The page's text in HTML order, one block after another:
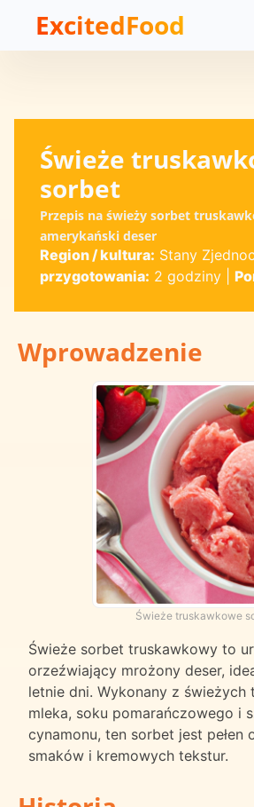
ExcitedFood
Świeże
sorbet
Przepis na świeży sorbet
amerykański deser
Region / kultura: Stany
przygotowania: 2 godziny|
Wprowadzenie
Świeże truskawkowe
Świeże sorbet truskawkowy to
orzeźwiający mrożony deser,
letnie dni. Wykonany z świeżych
mleka, soku pomarańczowego i
cynamonu, ten sorbet jest pełen
smaków i kremowych tekstur.